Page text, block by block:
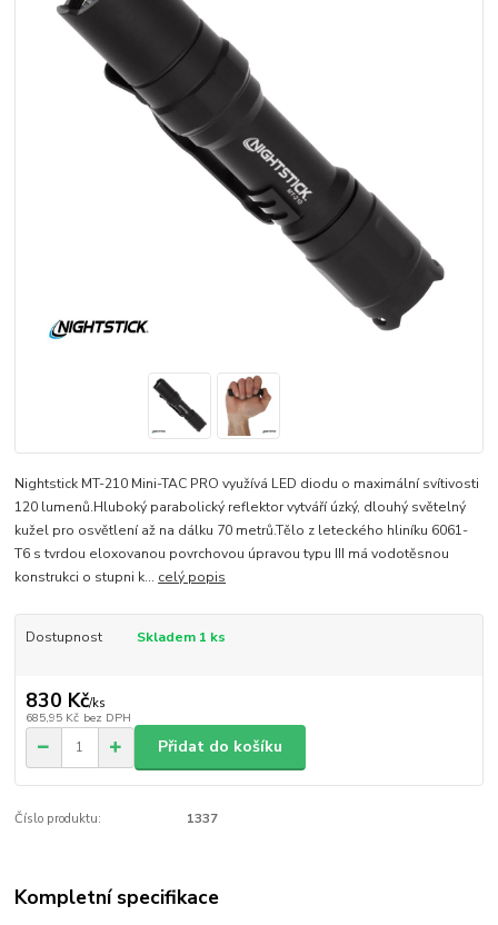
Nightstick MT-210 Mini-TAC PRO využívá LED diodu o maximální svítivosti
120 lumenů.Hluboký parabolický reflektor vytváří úzký, dlouhý světelný
kužel pro osvětlení až na dálku 70 metrů.Tělo z leteckého hliníku 6061-
T6 s tvrdou eloxovanou povrchovou úpravou typu III má vodotěsnou
konstrukci o stupni k... celý popis
Dostupnost Skladem 1 ks
830 Kč/ks
685,95 Kč bez DPH
Přidat do košíku
Číslo produktu: 1337
Kompletní specifikace